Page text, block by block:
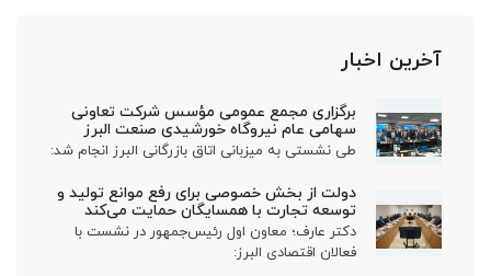
آخرین اخبار
برگزاری مجمع عمومی مؤسس شرکت تعاونی
سهامی عام نیروگاه خورشیدی صنعت البرز
طی نشستی به میزبانی اتاق بازرگانی البرز انجام شد:
دولت از بخش خصوصی برای رفع موانع تولید و
توسعه تجارت با همسایگان حمایت می‌کند
دکتر عارف؛ معاون اول رئیس‌جمهور در نشست با
فعالان اقتصادی البرز: